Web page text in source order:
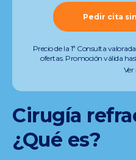
Pedir cita
Precio de la 1ª Consulta
ofertas. Promoción válida
preoperatorias de miopía,
cataratas (quedan excluidas
Pruebas incluidas. Promoción
www.clinicabaviera.com/
Cirugía
¿Qué es?